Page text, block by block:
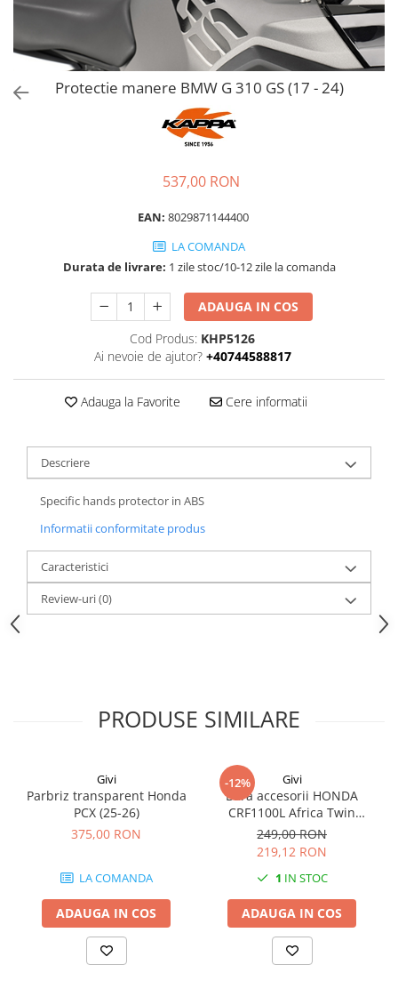
Protectie manere BMW G 310 GS (17 - 24)
537,00 RON
EAN: 8029871144400
LA COMANDA
Durata de livrare: 1 zile stoc/10-12 zile la comanda
ADAUGA IN COS
Cod Produs: KHP5126
Ai nevoie de ajutor? +40744588817
Adauga la Favorite Cere informatii
Descriere
Specific hands protector in ABS
Informatii conformitate produs
Caracteristici
Review-uri(0)
PRODUSE SIMILARE
Givi
Parbriz transparent Honda
PCX (25-26)
375,00 RON
LA COMANDA
ADAUGA IN COS
-12% Givi
Bara accesorii HONDA
CRF1100L Africa Twin
Adventure Sports (20 - 23)
CRF1100L Africa Twin
Adventure Sports (24)
CRF1100L AFRICA TWIN (24)
CRF1100L Africa Twin (20 -
23)
249,00 RON
219,12 RON
1 IN STOC
ADAUGA IN COS